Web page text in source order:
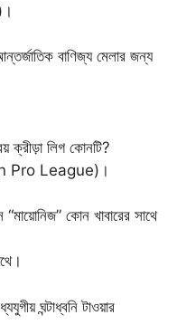
বাণিজ্য মেলার জন্য
ক্রীড়া লিগ কোনটি?
Pro League)।
“মায়োনিজ” কোন খাবারের সাথে
ঘন্টাধ্বনি টাওয়ার